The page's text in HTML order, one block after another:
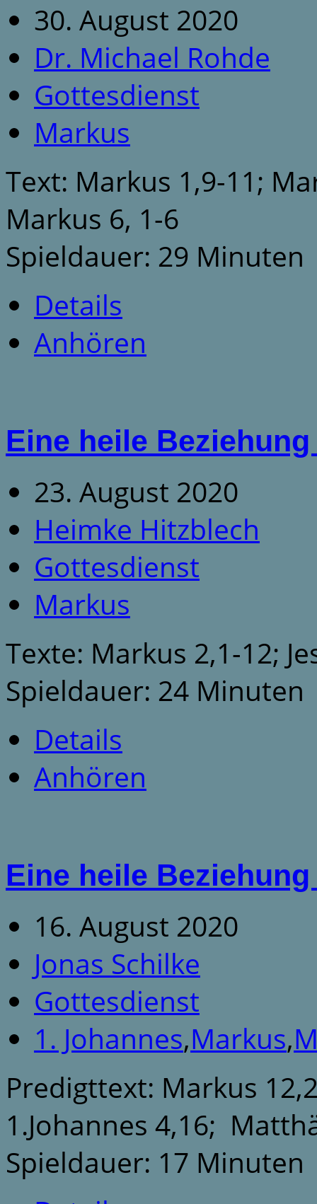
30. August 2020
Dr. Michael Rohde
Gottesdienst
Markus
Text: Markus 1,9-11;
Markus 6, 1-6
Spieldauer: 29 Minuten
Details
Anhören
Eine heile
23. August 2020
Heimke Hitzblech
Gottesdienst
Markus
Texte: Markus 2,1-12;
Spieldauer: 24 Minuten
Details
Anhören
Eine heile
16. August 2020
Jonas Schilke
Gottesdienst
1. Johannes,Markus,
Predigttext: Markus
1.Johannes 4,16;
Spieldauer: 17 Minuten